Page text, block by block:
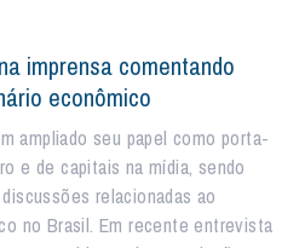
imprensa comentando
econômico
ampliado seu papel como porta-
e de capitais na mídia, sendo
relacionadas ao
no Brasil. Em recente entrevista